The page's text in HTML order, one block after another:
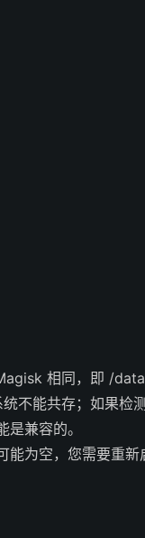
相同，即 /
不能共存；如果检
兼容的。
为空，您需要重新